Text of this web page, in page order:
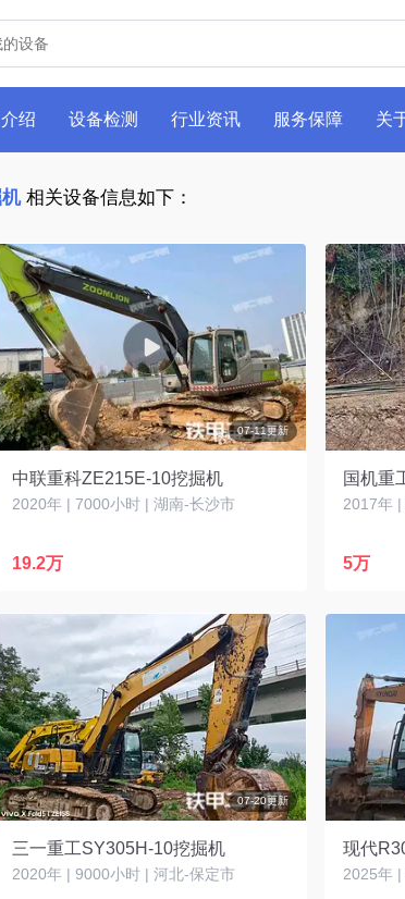
绍 设备检测 行业资讯 服务保障 关
相关设备信息如下：
07-11更新
中联重科ZE215E-10挖掘机
2020年 | 7000小时 | 湖南-长沙市
19.2万
国机重
2017年
5万
07-20更新
三一重工SY305H-10挖掘机
2020年 | 9000小时 | 河北-保定市
现代
2025年